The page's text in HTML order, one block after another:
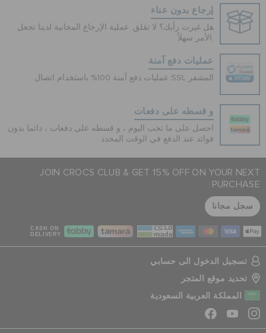
إرجاع بدون عناء
هل غيرت رأيك؟ لا تقلق. عملية الإرجاع المجانية لدينا تجعل
الأمر سهلاً.
عمليات دفع آمنة
عمليات دفع آمنة 100% باستخدام اتصال SSL المشفر
و قسطه على دفعات
احصل على ما تحب اليوم ، و قسطه على دفعات ، دائما بدون
فوائد عند الدفع في الوقت المحدد
JOIN CROCS CLUB & GET 15% OFF ON YOUR NEXT
PURCHASE
سجل مجانا
CASH ON
DELIVERY
تسجيل الدخول الى حسابي
تحديد موقع المتجر
المملكة العربية السعودية